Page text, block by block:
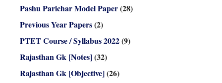
Pashu Parichar Model Paper(28)
Previous Year Papers(2)
PTET Course / Syllabus 2022(9)
Rajasthan Gk [Notes](32)
Rajasthan Gk [Objective](26)